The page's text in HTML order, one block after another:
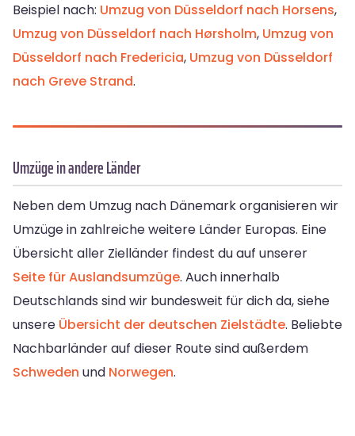
Beispiel nach: Umzug von Düsseldorf nach Horsens,
Umzug von Düsseldorf nach Hørsholm, Umzug von
Düsseldorf nach Fredericia, Umzug von Düsseldorf
nach Greve Strand.
Umzüge in andere Länder
Neben dem Umzug nach Dänemark organisieren wir
Umzüge in zahlreiche weitere Länder Europas. Eine
Übersicht aller Zielländer findest du auf unserer
Seite für Auslandsumzüge. Auch innerhalb
Deutschlands sind wir bundesweit für dich da, siehe
unsere Übersicht der deutschen Zielstädte. Beliebte
Nachbarländer auf dieser Route sind außerdem
Schweden und Norwegen.